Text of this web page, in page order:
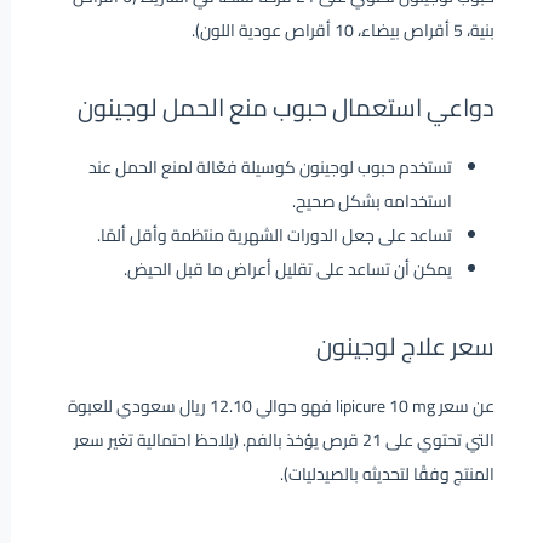
بنية، 5 أقراص بيضاء، 10 أقراص عودية اللون).
دواعي استعمال حبوب منع الحمل لوجينون
تستخدم حبوب لوجينون كوسيلة فعّالة لمنع الحمل عند
استخدامه بشكل صحيح.
تساعد على جعل الدورات الشهرية منتظمة وأقل ألمًا.
يمكن أن تساعد على تقليل أعراض ما قبل الحيض.
سعر علاج لوجينون
عن سعر lipicure 10 mg فهو حوالي 12.10 ريال سعودي للعبوة
التي تحتوي على 21 قرص يؤخذ بالفم. (يلاحظ احتمالية تغير سعر
المنتج وفقًا لتحديثه بالصيدليات).